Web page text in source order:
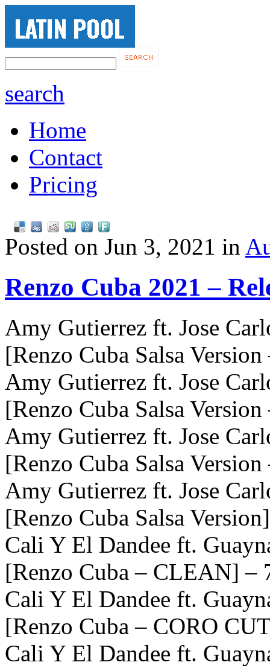
search
Home
Contact
Pricing
Posted on Jun 3, 2021 in
Renzo Cuba 2021 –
Amy Gutierrez ft. Jose
[Renzo Cuba Salsa
Amy Gutierrez ft. Jose
[Renzo Cuba Salsa
Amy Gutierrez ft. Jose
[Renzo Cuba Salsa
Amy Gutierrez ft. Jose
[Renzo Cuba Salsa
Cali Y El Dandee ft.
[Renzo Cuba – CLEAN] –
Cali Y El Dandee ft.
[Renzo Cuba – CORO
Cali Y El Dandee ft.